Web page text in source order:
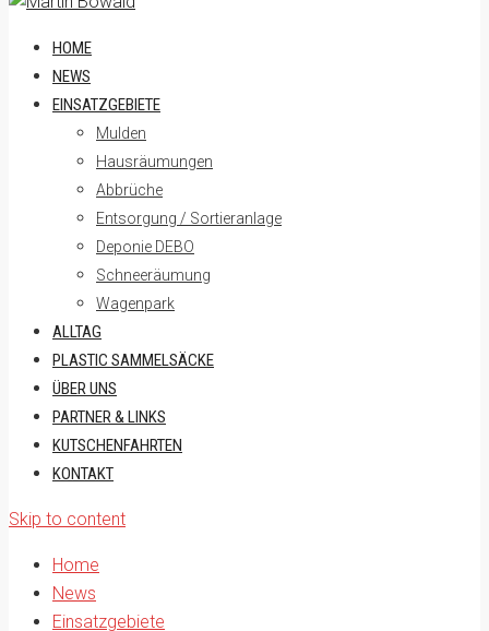
HOME
NEWS
EINSATZGEBIETE
Mulden
Hausräumungen
Abbrüche
Entsorgung / Sortieranlage
Deponie DEBO
Schneeräumung
Wagenpark
ALLTAG
PLASTIC SAMMELSÄCKE
ÜBER UNS
PARTNER & LINKS
KUTSCHENFAHRTEN
KONTAKT
Skip to content
Home
News
Einsatzgebiete